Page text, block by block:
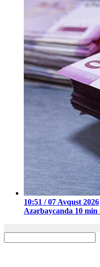
10:51 / 07 Avqust 2026
Azərbaycanda 10 min